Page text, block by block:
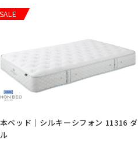
SALE
ベッド｜シルキーシフォン 11316 ダ